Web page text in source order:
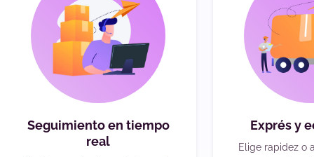
Seguimiento en tiempo
real
Exprés y
Elige rapidez o